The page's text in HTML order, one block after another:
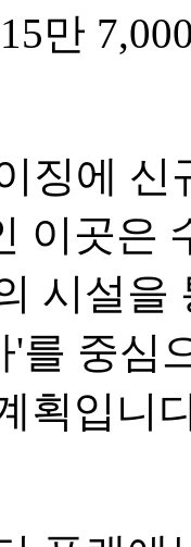
만
징에
이곳은
시설을
'를 중심
획입니